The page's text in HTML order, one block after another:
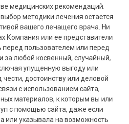
медицинских рекомендаций.
методики лечения остается
вашего лечащего врача. Ни
Компания или ее представители
перед пользователем или перед
любой косвенный, случайный,
упущенную выгоду или
достоинству или деловой
с использованием сайта,
материалов, к которым вы или
с помощью сайта, даже если
или указывала на возможность